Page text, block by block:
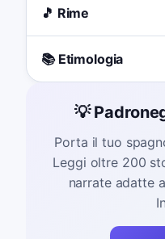
🎵 Rime
📚 Etimologia
💡
Porta il tuo
Leggi oltre 200
narrate adatte